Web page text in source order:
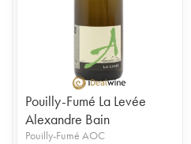
Pouilly-Fumé La Levée
Alexandre Bain
Pouilly-Fumé AOC